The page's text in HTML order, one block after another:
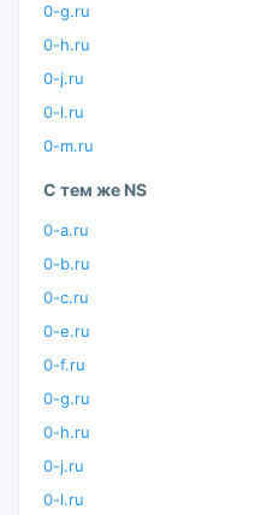
0-g.ru
0-h.ru
0-j.ru
0-l.ru
0-m.ru
С тем же NS
0-a.ru
0-b.ru
0-c.ru
0-e.ru
0-f.ru
0-g.ru
0-h.ru
0-j.ru
0-l.ru